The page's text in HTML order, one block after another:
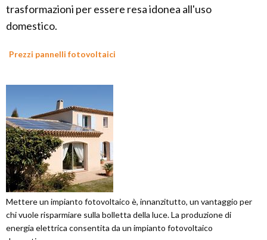
trasformazioni per essere resa idonea all'uso
domestico.
Prezzi pannelli fotovoltaici
Mettere un impianto fotovoltaico è, innanzitutto, un vantaggio per
chi vuole risparmiare sulla bolletta della luce. La produzione di
energia elettrica consentita da un impianto fotovoltaico